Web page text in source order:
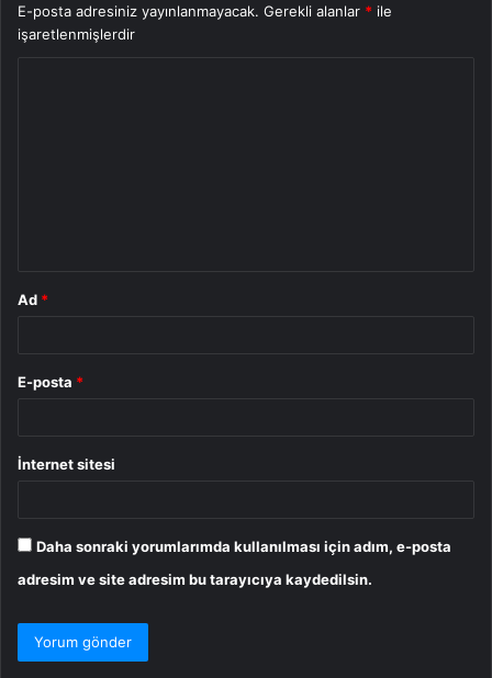
E-posta adresiniz yayınlanmayacak. Gerekli alanlar * ile
işaretlenmişlerdir
Ad *
E-posta *
İnternet sitesi
Daha sonraki yorumlarımda kullanılması için adım, e-posta
adresim ve site adresim bu tarayıcıya kaydedilsin.